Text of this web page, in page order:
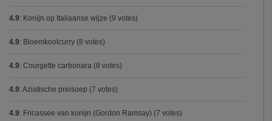
4.9: Konijn op Italiaanse wijze (9 votes)
4.9: Bloemkoolcurry (8 votes)
4.9: Courgette carbonara (8 votes)
4.9: Aziatische preisoep (7 votes)
4.9: Fricassee van konijn (Gordon Ramsay) (7 votes)